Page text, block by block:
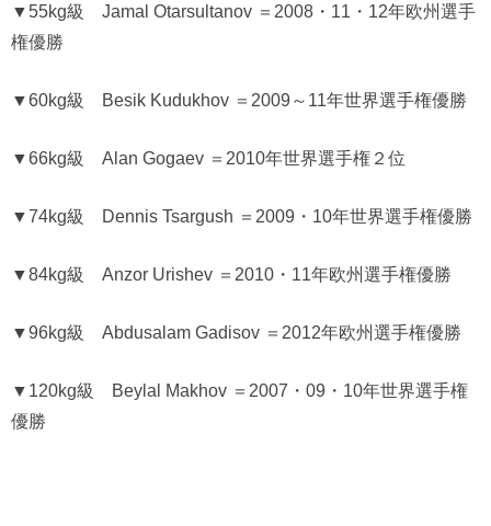
▼55kg級 Jamal Otarsultanov ＝2008・11・12年欧州選手
権優勝
▼60kg級 Besik Kudukhov ＝2009～11年世界選手権優勝
▼66kg級 Alan Gogaev ＝2010年世界選手権２位
▼74kg級 Dennis Tsargush ＝2009・10年世界選手権優勝
▼84kg級 Anzor Urishev ＝2010・11年欧州選手権優勝
▼96kg級 Abdusalam Gadisov ＝2012年欧州選手権優勝
▼120kg級 Beylal Makhov ＝2007・09・10年世界選手権
優勝